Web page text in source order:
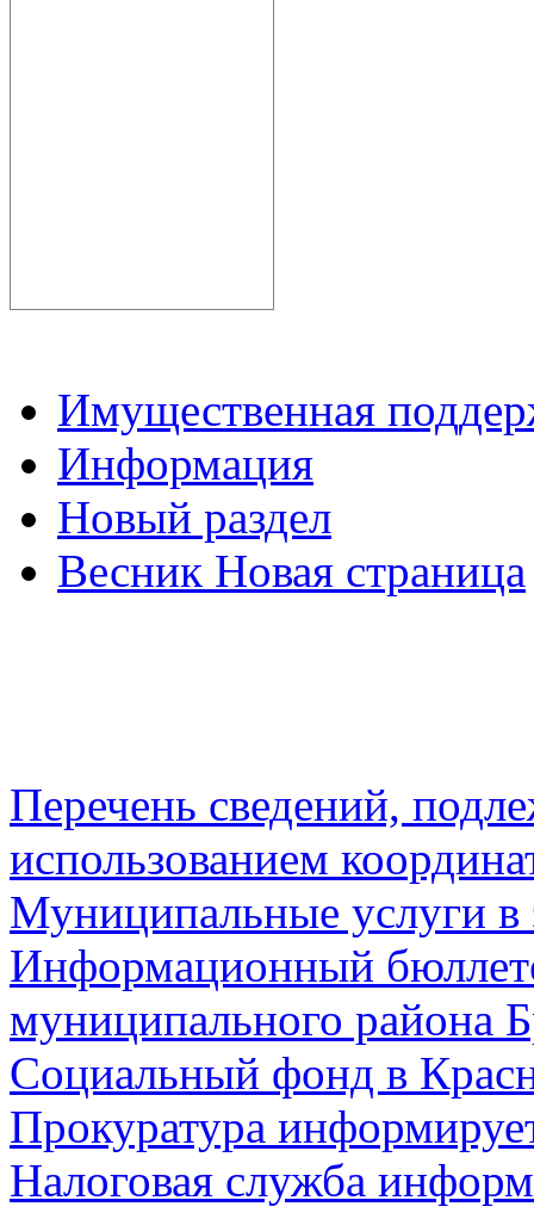
Имущественная
Информация
Новый раздел
Весник Новая страница
Перечень сведений,
использованием
Муниципальные услуги в
Информационный
муниципального района
Социальный фонд в
Прокуратура
Налоговая служба